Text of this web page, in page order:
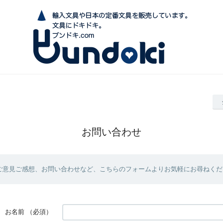
お問い合わせ
見ご感想、お問い合わせなど、こちらのフォームよりお気軽にお尋ねくだ
お名前 （必須）